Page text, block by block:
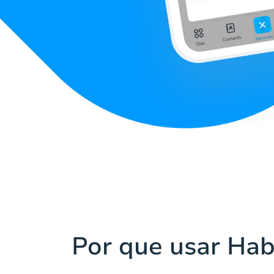
Por que usar